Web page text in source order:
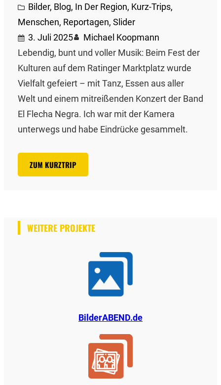
Bilder, Blog, In Der Region, Kurz-Trips
Menschen, Reportagen, Slider
3. Juli 2025
Michael Koopmann
Lebendig, bunt und voller Musik: Beim Fest der
Kulturen auf dem Ratinger Marktplatz wurde
Vielfalt gefeiert – mit Tanz, Essen aus aller
Welt und einem mitreißenden Konzert der Band
El Flecha Negra. Ich war mit der Kamera
unterwegs und habe Eindrücke gesammelt.
ZUM KURZTRIP
WEITERE PROJEKTE
BilderABEND.de